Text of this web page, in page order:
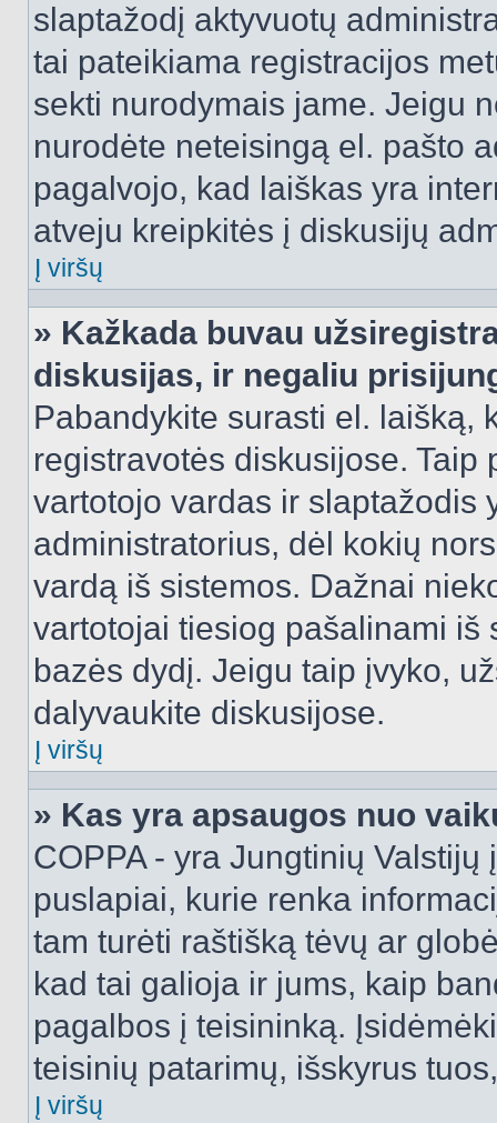
slaptažodį aktyvuotų
tai pateikiama registracijos
sekti nurodymais jame. Jeigu
nurodėte neteisingą el. pašto
pagalvojo, kad laiškas yra
atveju kreipkitės į diskusijų
Į viršų
» Kažkada buvau
diskusijas, ir negaliu
Pabandykite surasti el. laišką,
registravotės diskusijose.
vartotojo vardas ir slaptažodis
administratorius, dėl kokių
vardą iš sistemos. Dažnai
vartotojai tiesiog pašalinami iš
bazės dydį. Jeigu taip įvyko,
dalyvaukite diskusijose.
Į viršų
» Kas yra apsaugos nuo
COPPA - yra Jungtinių
puslapiai, kurie renka
tam turėti raštišką tėvų ar
kad tai galioja ir jums, kaip
pagalbos į teisininką.
teisinių patarimų, išskyrus
Į viršų